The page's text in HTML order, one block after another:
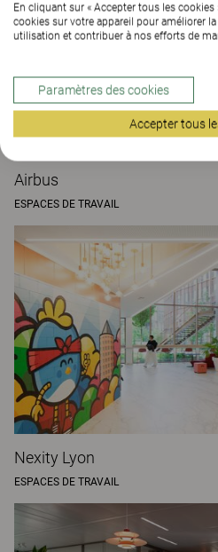
Airbus
ESPACES DE TRAVAIL
Nexity Lyon
ESPACES DE TRAVAIL
En cliquant sur « Accepter tous les cookies
cookies sur votre appareil pour améliorer
utilisation et contribuer à nos efforts de
Paramètres des cookies
Accepter tous